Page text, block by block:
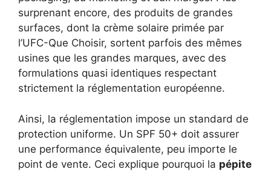
surprenant encore, des produits de grandes
surfaces, dont la crème solaire primée par
l’UFC-Que Choisir, sortent parfois des mêmes
usines que les grandes marques, avec des
formulations quasi identiques respectant
strictement la réglementation européenne.
Ainsi, la réglementation impose un standard de
protection uniforme. Un SPF 50+ doit assurer
une performance équivalente, peu importe le
point de vente. Ceci explique pourquoi la pépite